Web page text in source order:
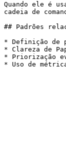
Quando ele é
cadeia de
## Padrões
* Definição de
* Clareza de
* Priorização